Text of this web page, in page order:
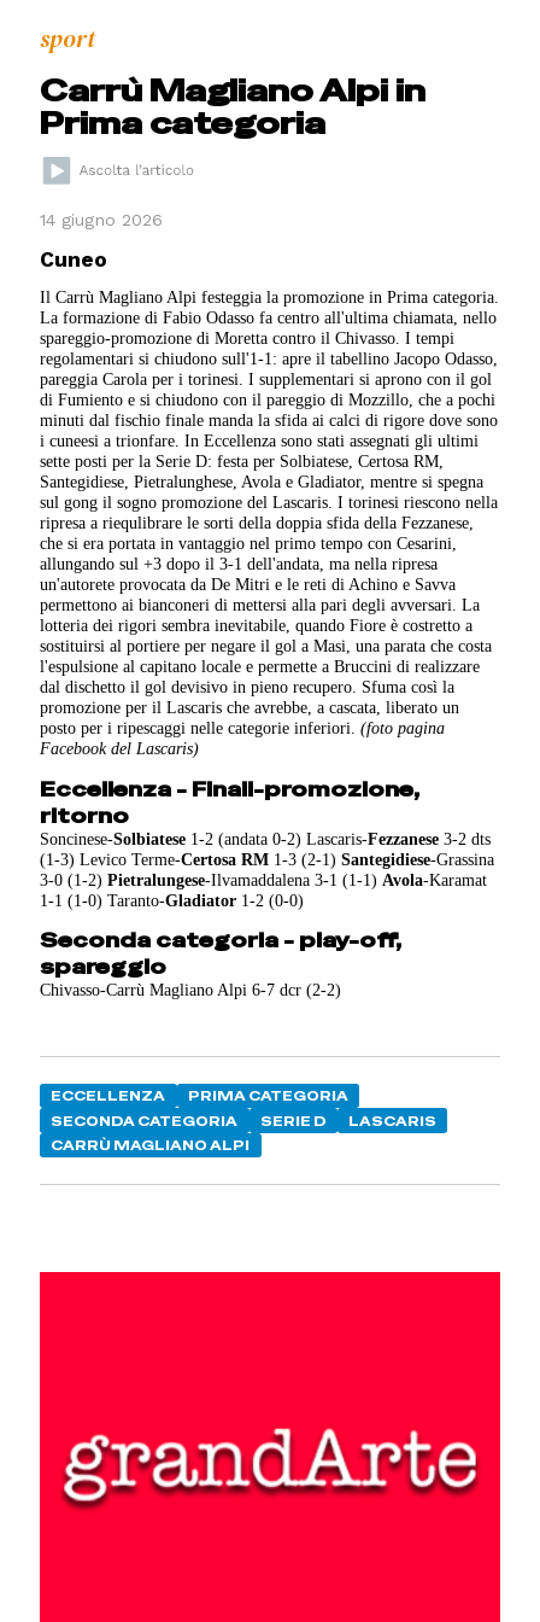
sport
Carrù Magliano Alpi in
Prima categoria
14 giugno 2026
Cuneo
Il Carrù Magliano Alpi festeggia la promozione in Prima categoria.
La formazione di Fabio Odasso fa centro all'ultima chiamata, nello
spareggio-promozione di Moretta contro il Chivasso. I tempi
regolamentari si chiudono sull'1-1: apre il tabellino Jacopo Odasso,
pareggia Carola per i torinesi. I supplementari si aprono con il gol
di Fumiento e si chiudono con il pareggio di Mozzillo, che a pochi
minuti dal fischio finale manda la sfida ai calci di rigore dove sono
i cuneesi a trionfare. In Eccellenza sono stati assegnati gli ultimi
sette posti per la Serie D: festa per Solbiatese, Certosa RM,
Santegidiese, Pietralunghese, Avola e Gladiator, mentre si spegna
sul gong il sogno promozione del Lascaris. I torinesi riescono nella
ripresa a riequlibrare le sorti della doppia sfida della Fezzanese,
che si era portata in vantaggio nel primo tempo con Cesarini,
allungando sul +3 dopo il 3-1 dell'andata, ma nella ripresa
un'autorete provocata da De Mitri e le reti di Achino e Savva
permettono ai bianconeri di mettersi alla pari degli avversari. La
lotteria dei rigori sembra inevitabile, quando Fiore è costretto a
sostituirsi al portiere per negare il gol a Masi, una parata che costa
l'espulsione al capitano locale e permette a Bruccini di realizzare
dal dischetto il gol devisivo in pieno recupero. Sfuma così la
promozione per il Lascaris che avrebbe, a cascata, liberato un
posto per i ripescaggi nelle categorie inferiori.(foto pagina
Facebook del Lascaris)
Eccellenza - Finali-promozione,
ritorno
Soncinese-Solbiatese 1-2 (andata 0-2) Lascaris-Fezzanese 3-2 dts
(1-3) Levico Terme-Certosa RM 1-3 (2-1)Santegidiese-Grassina
3-0 (1-2)Pietralungese-Ilvamaddalena 3-1 (1-1) Avola-Karamat
1-1 (1-0) Taranto-Gladiator 1-2 (0-0)
Seconda categoria - play-off,
spareggio
Chivasso-Carrù Magliano Alpi 6-7 dcr (2-2)
ECCELLENZA
PRIMA CATEGORIA
SECONDA CATEGORIA
SERIE D
LASCARIS
CARRÙ MAGLIANO ALPI